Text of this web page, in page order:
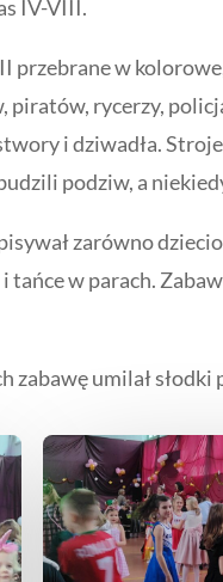
IV-VIII.
przebrane w
piratów, rycerzy,
i dziwadła.
podziw, a
zarówno
tańce w parach.
zabawę umilał